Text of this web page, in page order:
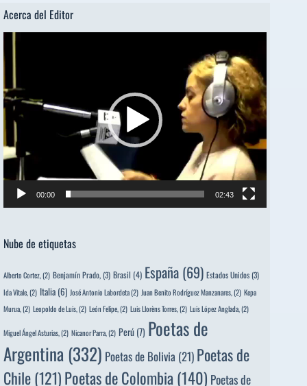
Acerca del Editor
de
vídeo
00:00 02:43
Nube de etiquetas
Alberto Cortez,(2) Benjamín Prado,(3) Brasil (4) España (69) Estados Unidos(3)
Ida Vitale,(2) Italia (6) José Antonio Labordeta(2) Juan Benito Rodríguez Manzanares,(2) Kepa
Murua,(2) Leopoldo de Luis,(2) León Felipe,(2) Luis Llorèns Torres,(2) Luis López Anglada,(2)
Miguel Ángel Asturias,(2) Nicanor Parra,(2) Perú (7) Poetas de
Argentina (332) Poetas de Bolivia (21) Poetas de
Chile(121)Poetas de Colombia(140) Poetas de